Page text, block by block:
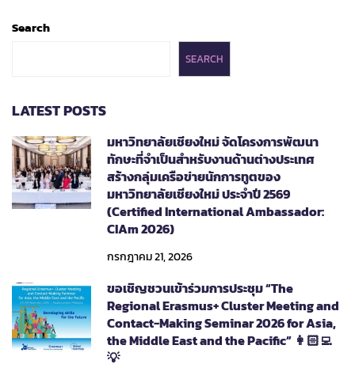
ประกาศ
สอบ
คัด
เลือก
บรรจุ
เป็น
พนักงาน
มหาวิทยาลัย
ชั่วคราว
Search
SEARCH
LATEST POSTS
มหาวิทยาลัยเชียงใหม่ จัดโครงการพัฒนา
ทักษะที่จำเป็นสำหรับงานด้านต่างประเทศ
สร้างกลุ่มเครือข่ายนักการทูตของ
มหาวิทยาลัยเชียงใหม่ ประจำปี 2569
(Certified International Ambassador:
CIAm 2026)
กรกฎาคม 21, 2026
ขอเชิญชวนเข้าร่วมการประชุม “The
Regional Erasmus+ Cluster Meeting and
Contact-Making Seminar 2026 for Asia,
the Middle East and the Pacific” 👩🏻‍💻
💡